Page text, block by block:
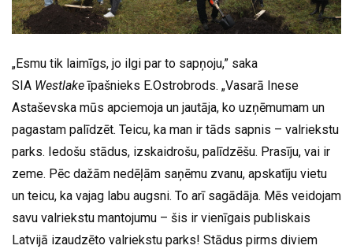
„Esmu tik laimīgs, jo ilgi par to sapņoju,” saka
SIA Westlakeīpašnieks E.Ostrobrods. „Vasarā Inese
Astaševska mūs apciemoja un jautāja, ko uzņēmumam un
pagastam palīdzēt. Teicu, ka man ir tāds sapnis – valriekstu
parks. Iedošu stādus, izskaidrošu, palīdzēšu. Prasīju, vai ir
zeme. Pēc dažām nedēļām saņēmu zvanu, apskatīju vietu
un teicu, ka vajag labu augsni. To arī sagādāja. Mēs veidojam
savu valriekstu mantojumu – šis ir vienīgais publiskais
Latvijā izaudzēto valriekstu parks! Stādus pirms diviem